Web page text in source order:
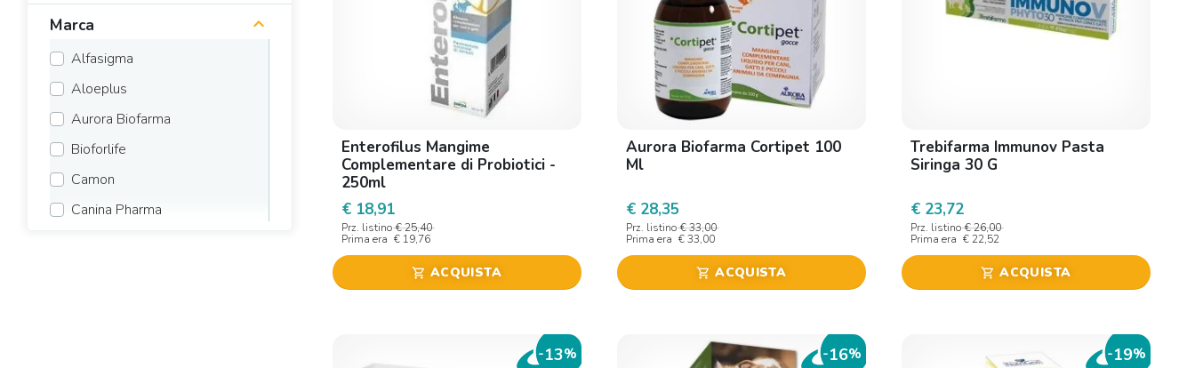
Marca
Alfasigma
Aloeplus
Aurora Biofarma
Bioforlife
Camon
Canina Pharma
Enterofilus Mangime
Complementare di Probiotici -
250ml
€ 18,91
Prz. listino € 25,40
Prima era € 19,76
shopping_cart ACQUISTA
Aurora Biofarma Cortipet 100
Ml
€ 28,35
Prz. listino € 33,00
Prima era € 33,00
shopping_cart ACQUISTA
Trebifarma Immunov Pasta
Siringa 30 G
€ 23,72
Prz. listino € 26,00
Prima era € 22,52
shopping_cart ACQUISTA
-13% -16% -19%